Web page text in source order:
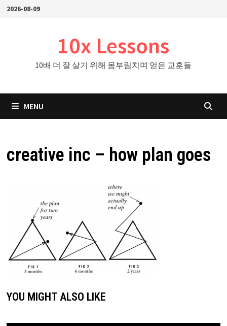
Skip2026-08-09
10x Lessons
10배 더 잘 살기 위해 몸부림치며 얻은 교훈들
MENU
creative inc – how plan goes
YOU MIGHT ALSO LIKE